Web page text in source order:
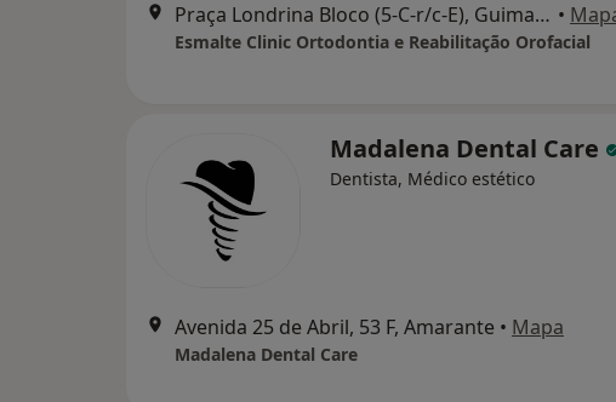
Praça Londrina Bloco (5-C-r/c-E), Guimarães •
Esmalte Clinic Ortodontia e Reabilitação Orofacial
Madalena Dental Care
Dentista, Médico estético
Avenida 25 de Abril, 53 F, Amarante • Mapa
Madalena Dental Care